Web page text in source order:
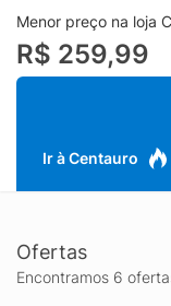
Menor preço na loja
R$ 259,99
Ir à Centauro
Ofertas
Encontramos 6